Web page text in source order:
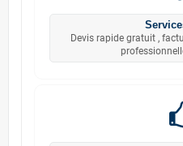
Devis rapide gratuit ,